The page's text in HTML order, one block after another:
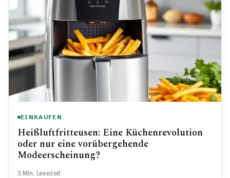
EINKAUFEN
Heißluftfritteusen: Eine Küchenrevolution
oder nur eine vorübergehende
Modeerscheinung?
3 Min. Lesezeit